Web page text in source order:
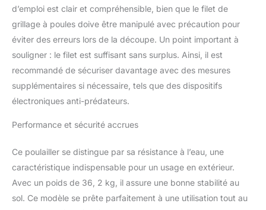
causés par les fortes
accumulations de neige,
nous vous
recommandons de
dégager régulièrement le
toit en hiver. Couleur :
argenté et gris
argenté;Matériau : acier
galvanisé, PE
: 3 x 10 x 2 m (l x P x H)
d’emploi est clair et compréhensible, bien que le filet de
grillage à poules doive être manipulé avec précaution pour
éviter des erreurs lors de la découpe. Un point important à
souligner : le filet est suffisant sans surplus. Ainsi, il est
recommandé de sécuriser davantage avec des mesures
supplémentaires si nécessaire, tels que des dispositifs
électroniques anti-prédateurs.
Performance et sécurité accrues
Ce poulailler se distingue par sa résistance à l’eau, une
caractéristique indispensable pour un usage en extérieur.
Avec un poids de 36, 2 kg, il assure une bonne stabilité au
sol. Ce modèle se prête parfaitement à une utilisation tout au